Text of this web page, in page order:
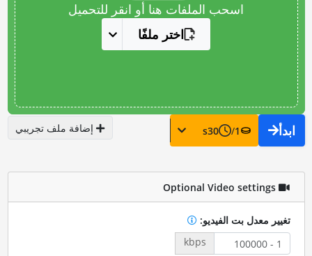
اسحب الملفات هنا أو انقر للتحميل
اختر ملفًا
ابدأ 1
/
30
s إضافة ملف تجريبي
Optional Video settings
تغيير معدل بت الفيديو:
kbps